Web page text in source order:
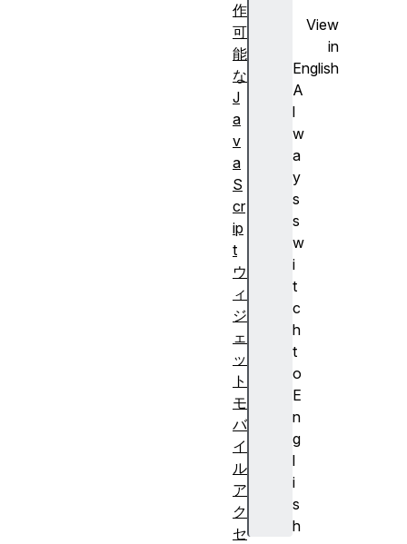
View
in
English
A
l
w
a
y
s
s
w
i
t
c
h
t
o
E
n
g
l
i
s
h
作
可
能
な
J
a
v
a
S
cr
ip
t
ウ
ィ
ジ
ェ
ッ
ト
モ
バ
イ
ル
ア
ク
セ